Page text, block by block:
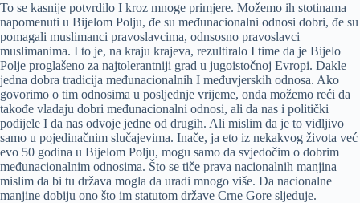
To se kasnije potvrdilo I kroz mnoge primjere. Možemo ih stotinama
napomenuti u Bijelom Polju, đe su međunacionalni odnosi dobri, đe su
pomagali muslimanci pravoslavcima, odnsosno pravoslavci
muslimanima. I to je, na kraju krajeva, rezultiralo I time da je Bijelo
Polje proglašeno za najtolerantniji grad u jugoistočnoj Evropi. Dakle
jedna dobra tradicija međunacionalnih I međuvjerskih odnosa. Ako
govorimo o tim odnosima u posljednje vrijeme, onda možemo reći da
takođe vladaju dobri međunacionalni odnosi, ali da nas i politički
podijele I da nas odvoje jedne od drugih. Ali mislim da je to vidljivo
samo u pojedinačnim slučajevima. Inače, ja eto iz nekakvog života već
evo 50 godina u Bijelom Polju, mogu samo da svjedočim o dobrim
međunacionalnim odnosima. Što se tiče prava nacionalnih manjina
mislim da bi tu država mogla da uradi mnogo više. Da nacionalne
manjine dobiju ono što im statutom države Crne Gore sljeduje.